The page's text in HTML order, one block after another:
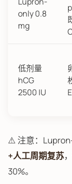
only 0.8
mg
低剂量
hCG
2500 IU
⚠️ 注意：
+人工周期复苏
30%。